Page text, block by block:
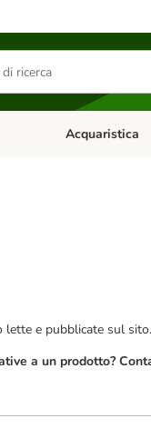
Piccoli animali
Apri Menu
Acquaristica
lette e pubblicate sul sito.
a un prodotto?